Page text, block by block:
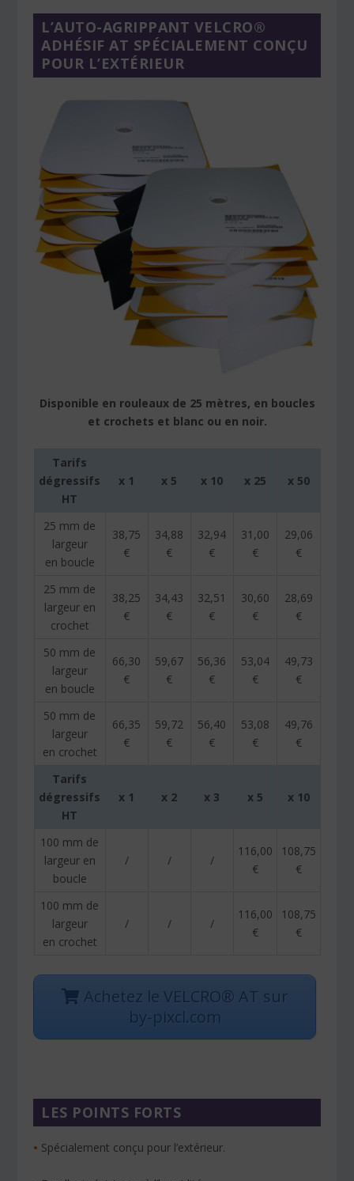
L’AUTO-AGRIPPANT VELCRO®
ADHÉSIF AT SPÉCIALEMENT CONÇU
POUR L’EXTÉRIEUR
Disponible en rouleaux de 25 mètres, en boucles
et crochets et blanc ou en noir.
Tarifs
dégressifs
HT
x 1 x 5 x 10 x 25 x 50
25 mm de
largeur
en boucle
38,75
€
34,88
€
32,94
€
31,00
€
29,06
€
25 mm de
largeur en
crochet
38,25
€
34,43
€
32,51
€
30,60
€
28,69
€
50 mm de
largeur
en boucle
66,30
€
59,67
€
56,36
€
53,04
€
49,73
€
50 mm de
largeur
en crochet
66,35
€
59,72
€
56,40
€
53,08
€
49,76
€
Tarifs
dégressifs
HT
x 1 x 2 x 3 x 5 x 10
100 mm de
largeur en
boucle
/ / /
116,00
€
108,75
€
100 mm de
largeur
en crochet
/ / /
116,00
€
108,75
€
Achetez le VELCRO® AT sur
by-pixcl.com
LES POINTS FORTS
• Spécialement conçu pour l’extérieur.